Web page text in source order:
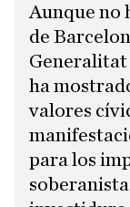
Aunque no
de
Generalitat
ha
valores
para los